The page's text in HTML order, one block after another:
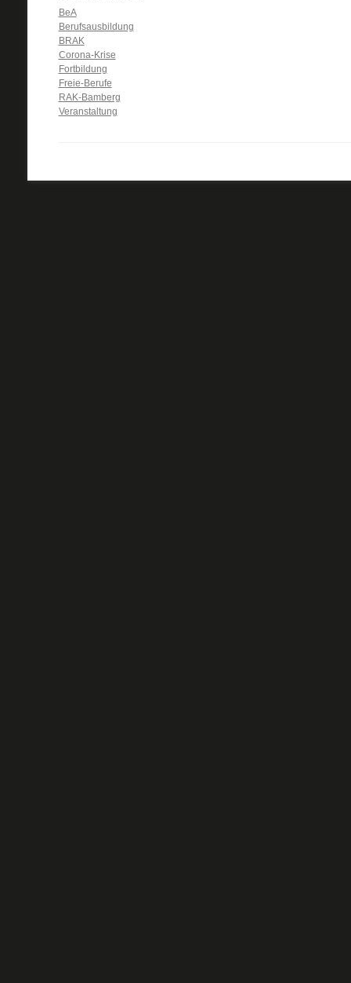
BeA
Berufsausbildung
BRAK
Corona-Krise
Fortbildung
Freie-Berufe
RAK-Bamberg
Veranstaltung